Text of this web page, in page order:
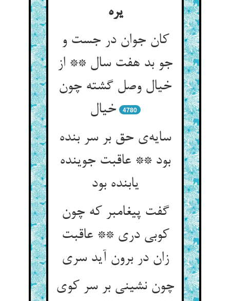
یره
کان جوان در جست و
جو بد هفت سال ** از
خیال وصل گشته چون
خیال
4780
سایه‌ی حق بر سر بنده
بود ** عاقبت جوینده
یابنده بود
گفت پیغامبر که چون
کوبی دری ** عاقبت
زان در برون آید سری
چون نشینی بر سر کوی